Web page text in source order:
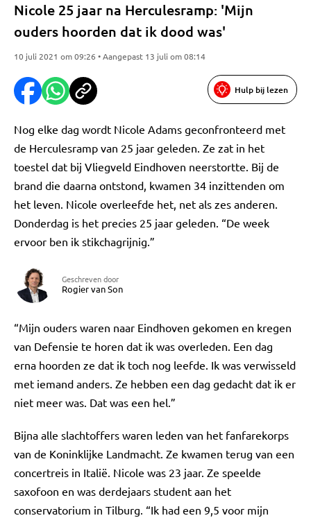
Nicole 25 jaar na Herculesramp: 'Mijn
ouders hoorden dat ik dood was'
10 juli 2021 om 09:26 • Aangepast 13 juli om 08:14
Hulp bij lezen
Nog elke dag wordt Nicole Adams geconfronteerd met
de Herculesramp van 25 jaar geleden. Ze zat in het
toestel dat bij Vliegveld Eindhoven neerstortte. Bij de
brand die daarna ontstond, kwamen 34 inzittenden om
het leven. Nicole overleefde het, net als zes anderen.
Donderdag is het precies 25 jaar geleden. “De week
ervoor ben ik stikchagrijnig.”
Geschreven door
Rogier van Son
“Mijn ouders waren naar Eindhoven gekomen en kregen
van Defensie te horen dat ik was overleden. Een dag
erna hoorden ze dat ik toch nog leefde. Ik was verwisseld
met iemand anders. Ze hebben een dag gedacht dat ik er
niet meer was. Dat was een hel.”
Bijna alle slachtoffers waren leden van het fanfarekorps
van de Koninklijke Landmacht. Ze kwamen terug van een
concertreis in Italië. Nicole was 23 jaar. Ze speelde
saxofoon en was derdejaars student aan het
conservatorium in Tilburg. “Ik had een 9,5 voor mijn